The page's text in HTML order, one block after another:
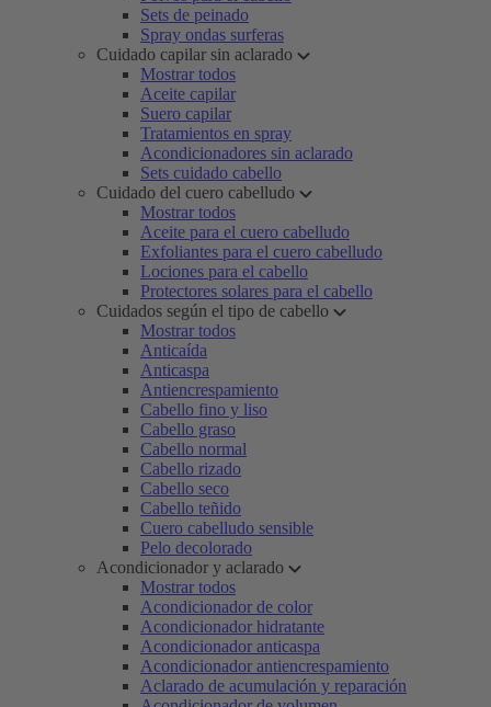
Sets de peinado
Spray ondas surferas
Cuidado capilar sin aclarado
Mostrar todos
Aceite capilar
Suero capilar
Tratamientos en spray
Acondicionadores sin aclarado
Sets cuidado cabello
Cuidado del cuero cabelludo
Mostrar todos
Aceite para el cuero cabelludo
Exfoliantes para el cuero cabelludo
Lociones para el cabello
Protectores solares para el cabello
Cuidados según el tipo de cabello
Mostrar todos
Anticaída
Anticaspa
Antiencrespamiento
Cabello fino y liso
Cabello graso
Cabello normal
Cabello rizado
Cabello seco
Cabello teñido
Cuero cabelludo sensible
Pelo decolorado
Acondicionador y aclarado
Mostrar todos
Acondicionador de color
Acondicionador hidratante
Acondicionador anticaspa
Acondicionador antiencrespamiento
Aclarado de acumulación y reparación